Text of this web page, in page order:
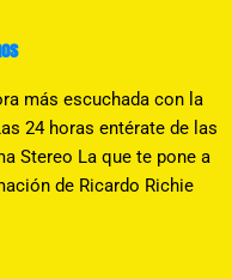
más escuchada con la
24 horas entérate de las
Stereo La que te pone a
de Ricardo Richie